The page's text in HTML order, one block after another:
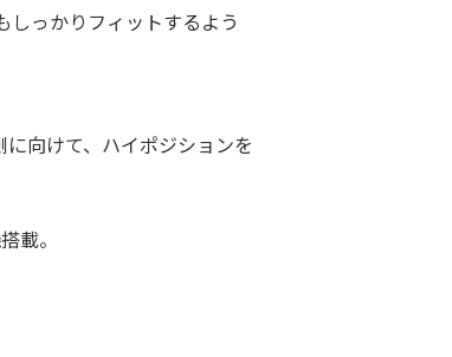
しっかりフィットするよう
向けて、ハイポジションを
載。